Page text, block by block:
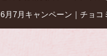
6月7月キャンペーン｜チョコ